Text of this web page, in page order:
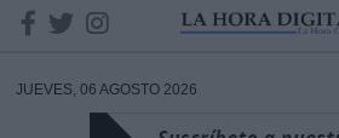
JUEVES, 06 AGOSTO 2026
DATOS